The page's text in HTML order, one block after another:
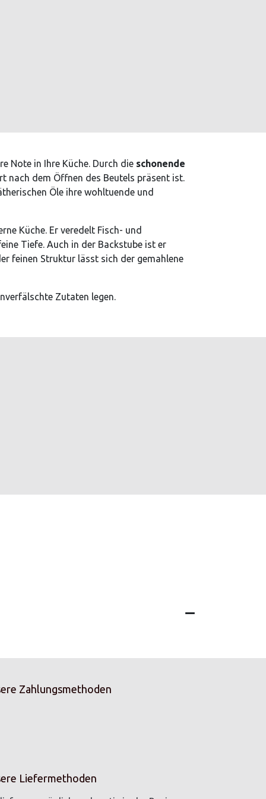
Note in Ihre Küche. Durch die schonende
nach dem Öffnen des Beutels präsent ist.
Öle ihre wohltuende und
Küche. Er veredelt Fisch- und
Tiefe. Auch in der Backstube ist er
feinen Struktur lässt sich der gemahlene
Zutaten legen.
Zahlungsmethoden
Liefermethoden